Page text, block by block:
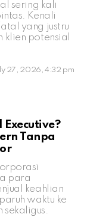
sering kali
Kenali
yang justru
klien potensial
27, 2026, 4:32 pm
Tanpa
para
keahlian
waktu ke
sekaligus.